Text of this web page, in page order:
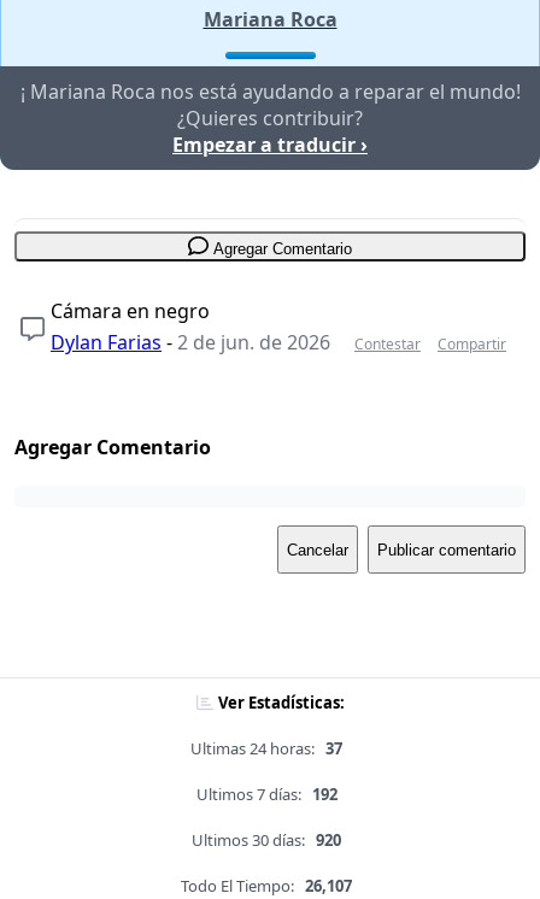
Mariana Roca
¡ Mariana Roca nos está ayudando a reparar el mundo!
¿Quieres contribuir?
Empezar a traducir ›
Agregar Comentario
Cámara en negro
Dylan Farias -2 de jun. de 2026 Contestar Compartir
Agregar Comentario
Cancelar Publicar comentario
Ver Estadísticas:
Ultimas 24 horas: 37
Ultimos 7 días: 192
Ultimos 30 días: 920
Todo El Tiempo: 26,107